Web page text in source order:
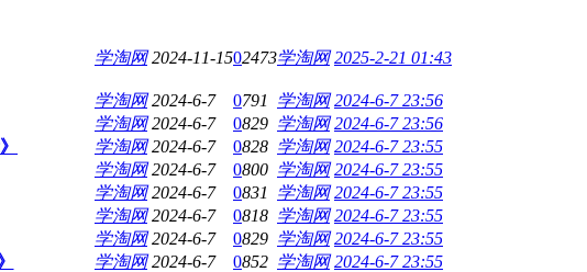
学淘网 2024-11-1502473学淘网 2025-2-21 01:43
学淘网 2024-6-7 0791 学淘网 2024-6-7 23:56
学淘网 2024-6-7 0829 学淘网 2024-6-7 23:56
学淘网 2024-6-7 0828 学淘网 2024-6-7 23:55
学淘网 2024-6-7 0800 学淘网 2024-6-7 23:55
学淘网 2024-6-7 0831 学淘网 2024-6-7 23:55
学淘网 2024-6-7 0818 学淘网 2024-6-7 23:55
学淘网 2024-6-7 0829 学淘网 2024-6-7 23:55
学淘网 2024-6-7 0852 学淘网 2024-6-7 23:55